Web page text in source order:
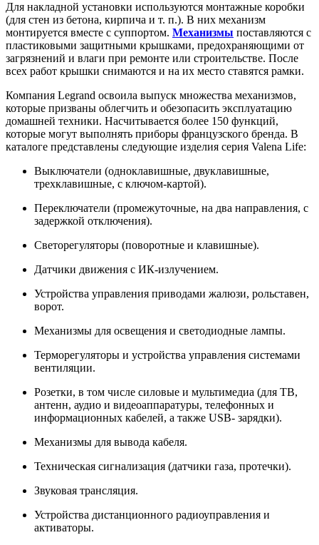
Для накладной установки используются монтажные коробки
(для стен из бетона, кирпича и т. п.). В них механизм
монтируется вместе с суппортом. Механизмы поставляются с
пластиковыми защитными крышками, предохраняющими от
загрязнений и влаги при ремонте или строительстве. После
всех работ крышки снимаются и на их место ставятся рамки.
Компания Legrand освоила выпуск множества механизмов,
которые призваны облегчить и обезопасить эксплуатацию
домашней техники. Насчитывается более 150 функций,
которые могут выполнять приборы французского бренда. В
каталоге представлены следующие изделия серия Valena Life:
Выключатели (одноклавишные, двуклавишные,
трехклавишные, с ключом-картой).
Переключатели (промежуточные, на два направления, с
задержкой отключения).
Светорегуляторы (поворотные и клавишные).
Датчики движения с ИК-излучением.
Устройства управления приводами жалюзи, рольставен,
ворот.
Механизмы для освещения и светодиодные лампы.
Терморегуляторы и устройства управления системами
вентиляции.
Розетки, в том числе силовые и мультимедиа (для ТВ,
антенн, аудио и видеоаппаратуры, телефонных и
информационных кабелей, а также USB- зарядки).
Механизмы для вывода кабеля.
Техническая сигнализация (датчики газа, протечки).
Звуковая трансляция.
Устройства дистанционного радиоуправления и
активаторы.